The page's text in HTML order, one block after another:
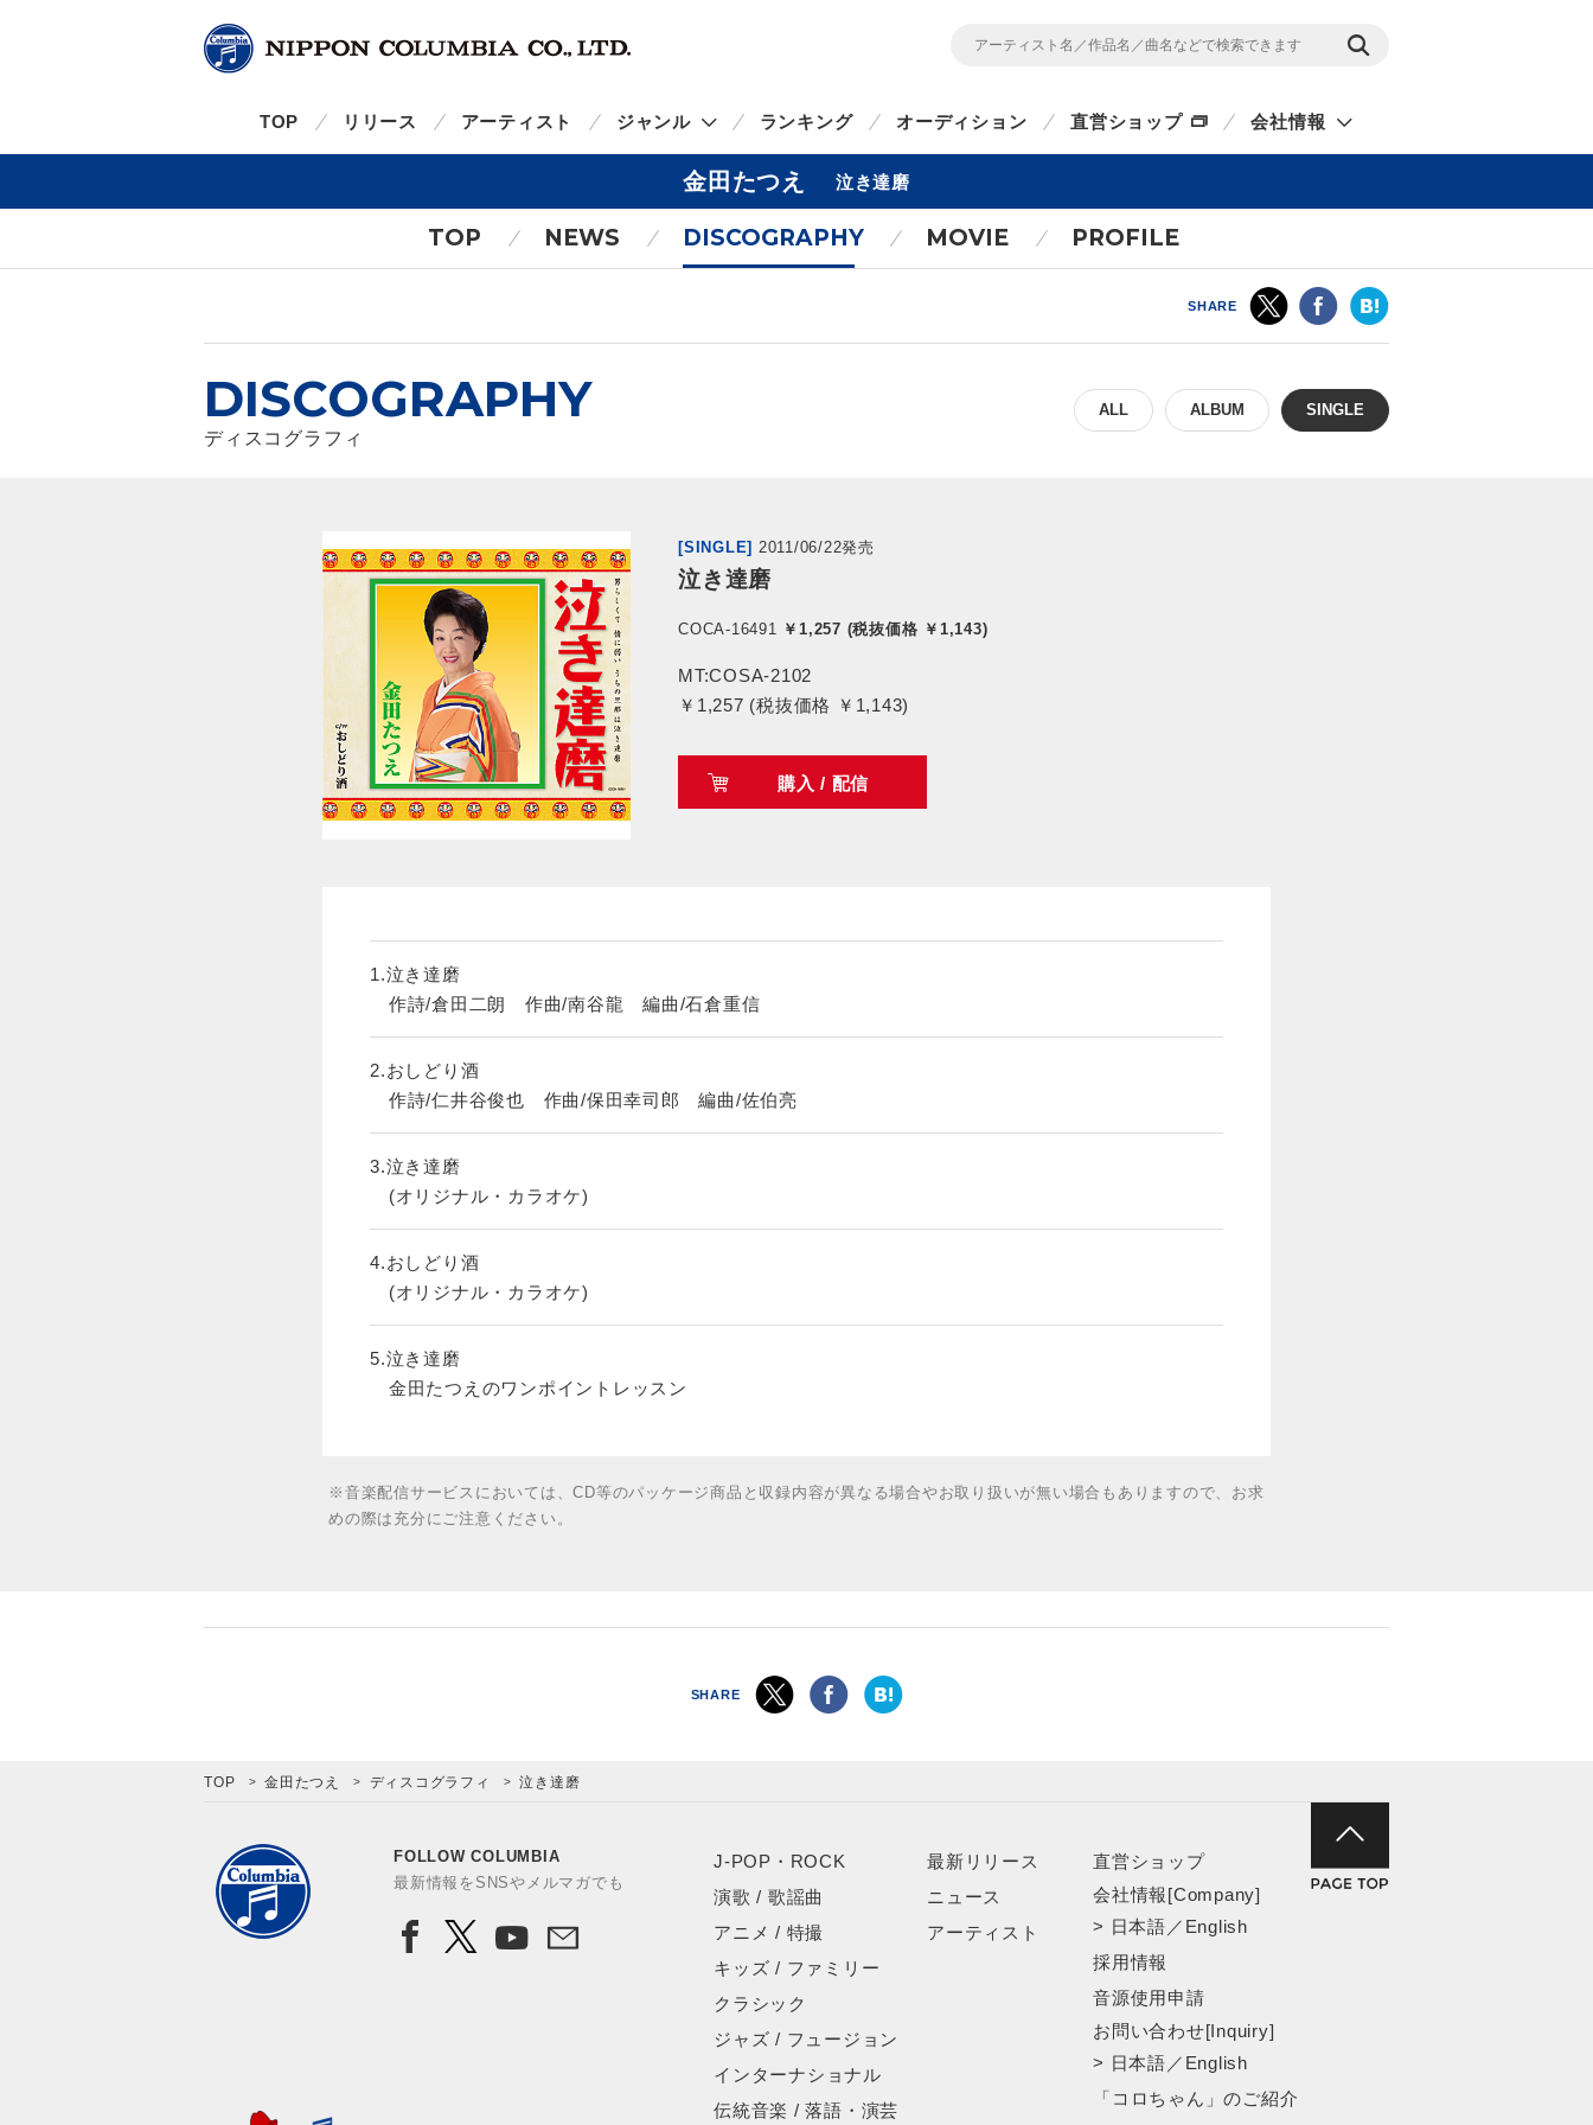
TOP リリース アーティスト ジャンル ランキング オーディション 直営ショップ 会社情報
金田たつえ 泣き達磨
TOP NEWS DISCOGRAPHY MOVIE PROFILE
SHARE
DISCOGRAPHY
ディスコグラフィ
ALL ALBUM SINGLE
[SINGLE] 2011/06/22発売
泣き達磨
COCA-16491 ￥1,257 (税抜価格 ￥1,143)
MT:COSA-2102
￥1,257 (税抜価格 ￥1,143)
購入 / 配信
1.泣き達磨
作詩/倉田二朗 作曲/南谷龍 編曲/石倉重信
2.おしどり酒
作詩/仁井谷俊也 作曲/保田幸司郎 編曲/佐伯亮
3.泣き達磨
(オリジナル・カラオケ)
4.おしどり酒
(オリジナル・カラオケ)
5.泣き達磨
金田たつえのワンポイントレッスン
※音楽配信サービスにおいては、CD等のパッケージ商品と収録内容が異なる場合やお取り扱いが無い場合もありますので、お求
めの際は充分にご注意ください。
SHARE
TOP 金田たつえ ディスコグラフィ 泣き達磨
FOLLOW COLUMBIA
最新情報をSNSやメルマガでも
J-POP・ROCK
演歌 / 歌謡曲
アニメ / 特撮
キッズ / ファミリー
クラシック
ジャズ / フュージョン
インターナショナル
伝統音楽 / 落語・演芸
最新リリース
ニュース
アーティスト
直営ショップ
会社情報[Company]
> 日本語 ／ English
採用情報
音源使用申請
お問い合わせ[Inquiry]
> 日本語 ／ English
「コロちゃん」のご紹介